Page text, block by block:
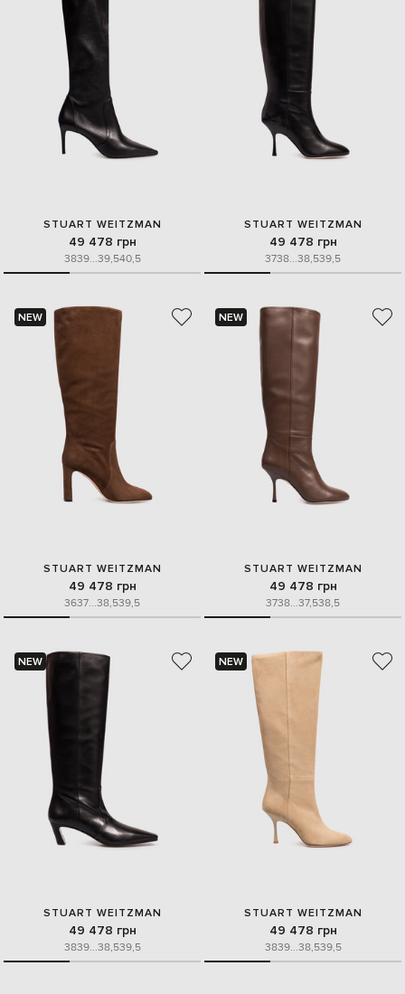
STUART WEITZMAN
49 478 грн
3839...39,540,5
STUART WEITZMAN
49 478 грн
3738...38,539,5
NEW
STUART WEITZMAN
49 478 грн
3637...38,539,5
NEW
STUART WEITZMAN
49 478 грн
3738...37,538,5
NEW
STUART WEITZMAN
49 478 грн
3839...38,539,5
NEW
STUART WEITZMAN
49 478 грн
3839...38,539,5